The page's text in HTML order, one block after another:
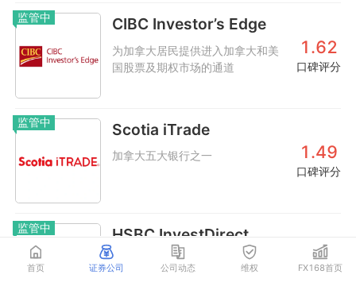
监管中 CIBC Investor’s Edge
为加拿大居民提供进入加拿大和美
国股票及期权市场的通道
1.62
口碑评分
监管中 Scotia iTrade
加拿大五大银行之一 1.49
口碑评分
监管中 HSBC InvestDirect
汇丰证券（加拿大）有限公司的分
1.28
口碑评分
首页 证券公司 公司动态 维权 FX168首页